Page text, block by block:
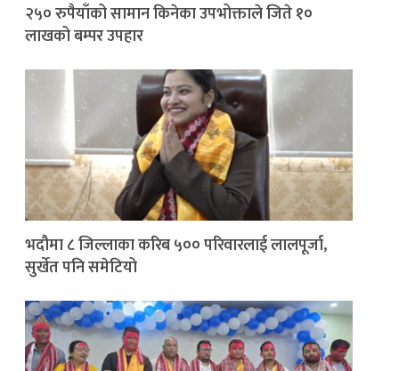
२५० रुपैयाँको सामान किनेका उपभोक्ताले जिते १०
लाखको बम्पर उपहार
भदौमा ८ जिल्लाका करिब ५०० परिवारलाई लालपूर्जा,
सुर्खेत पनि समेटियो